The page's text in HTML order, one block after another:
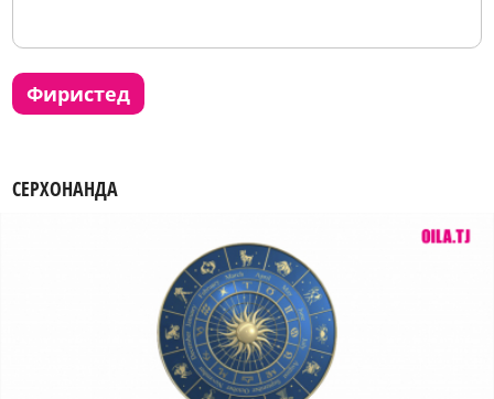
фиристед
СЕРХОНАНДА